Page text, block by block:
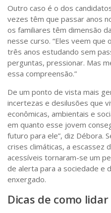
Outro caso é o dos
vezes têm que passar anos
os familiares têm dimensão
nesse curso. “Eles veem que
três anos estudando sem
perguntas, pressionar. Mas
essa compreensão.”
De um ponto de vista mais
incertezas e desilusões que
econômicas, ambientais e
em quanto esse jovem
futuro para ele”, diz Débora.
crises climáticas, a escassez
acessíveis tornaram-se um
de alerta para a sociedade e
enxergado.
Dicas de como lidar